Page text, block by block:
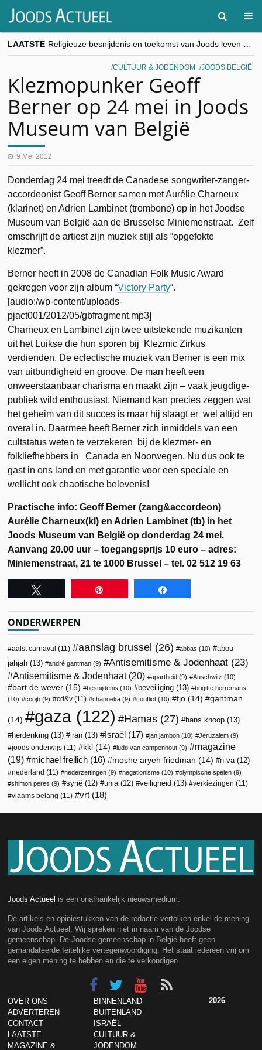
LAATSTE
“Besnijdenisdebat toont hoe moeilijk seculiere Westen minderheden begrijpt”, Jinnih Beels (Vooruit)
CITYTRIP | ROEMENIË – Boekarest: de verrassing van Oost-Europa
CULTUUR & JODENDOM JOODS BELGIË
Klezmopunker Geoff
Berner op 24 mei in Joods
Museum van België
9 Mei 2012
Donderdag 24 mei treedt de Canadese songwriter-zanger-
accordeonist Geoff Berner samen met Aurélie Charneux
(klarinet) en Adrien Lambinet (trombone) op in het Joodse
Museum van België aan de Brusselse Miniemenstraat. Zelf
omschrijft de artiest zijn muziek stijl als “opgefokte
klezmer”.
Berner heeft in 2008 de Canadian Folk Music Award
gekregen voor zijn album “Victory Party“.
[audio:/wp-content/uploads-
pjact001/2012/05/gbfragment.mp3]
Charneux en Lambinet zijn twee uitstekende muzikanten
uit het Luikse die hun sporen bij Klezmic Zirkus
verdienden. De eclectische muziek van Berner is een mix
van uitbundigheid en groove. De man heeft een
onweerstaanbaar charisma en maakt zijn – vaak jeugdige-
publiek wild enthousiast. Niemand kan precies zeggen wat
het geheim van dit succes is maar hij slaagt er wel altijd en
overal in. Daarmee heeft Berner zich inmiddels van een
cultstatus weten te verzekeren bij de klezmer- en
folkliefhebbers in Canada en Noorwegen. Nu dus ook te
gast in ons land en met garantie voor een speciale en
wellicht ook chaotische belevenis!
Practische info: Geoff Berner (zang&accordeon)
Aurélie Charneux(kl) en Adrien Lambinet (tb) in het
Joods Museum van België op donderdag 24 mei.
Aanvang 20.00 uur – toegangsprijs 10 euro – adres:
Miniemenstraat, 21 te 1000 Brussel – tel. 02 512 19 63
ONDERWERPEN
aalst carnaval (11) aanslag brussel (26) abbas (10)
abou
jahjah (13) andré gantman (9) Antisemitisme & Jodenhaat (23)
Antisemitisme & Jodenhaat(20) apartheid (9) Auschwitz (10)
bart de wever (15) besnijdenis (10) beveiliging (13)
brigitte herremans
(10)
ccojb (9) cd&v (11) chanoeka (9) conflict (10) fjo (14) gantman
(14) gaza (122) Hamas (27) hans knoop (13)
herdenking (13) iran (13) Israël (17) jan jambon (10) Jeruzalem (9)
joods onderwijs (11) kkl (14) ludo van campenhout (9)
magazine
(19)
michael freilich (16) moshe aryeh friedman (14) n-va (12)
nederland (11) nederzettingen (9) negationisme (10) olympische spelen (9)
shimon peres (9) syrië (12) unia (12) veiligheid (13) verkiezingen (11)
vlaams belang (11) vrt (18)
Joods Actueel is een onafhankelijk nieuwsmedium.
De artikels en opiniestukken van de redactie vertolken enkel de mening
van Joods Actueel. Wij spreken niet in naam van de Joodse
gemeenschap. De Joodse gemeenschap in België heeft geen
gemandateerde feitelijke vertegenwoordiging. Het staat iedereen vrij om
een eigen mening te hebben en die te verkondigen.
OVER ONS
ADVERTEREN
CONTACT
LAATSTE
MAGAZINE &
BINNENLAND
BUITENLAND
ISRAËL
CULTUUR &
JODENDOM
2026